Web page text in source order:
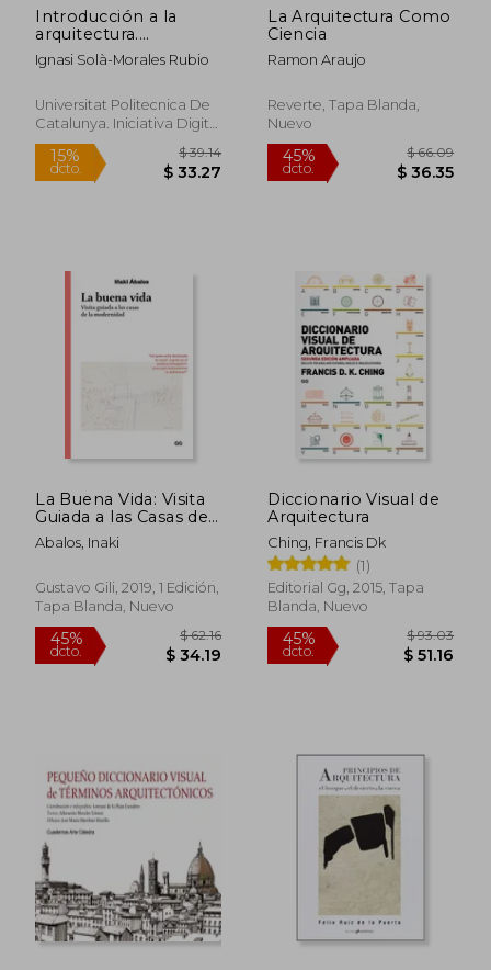
45% $ 39.87 45%
Introducción a la
arquitectura.
Conceptos
fundamentales
Ignasi Solà-Morales Rubio
Universitat Politecnica De
Catalunya. Iniciativa Digital
Politecnica, Tapa Blanda,
Nuevo
La Arquitectura Como
Ciencia
Ramon Araujo
Reverte, Tapa Blanda,
Nuevo
La Buena Vida: Visita
Guiada a las Casas de
la Modernidad
Abalos, Inaki
Gustavo Gili, 2019, 1 Edición,
Tapa Blanda, Nuevo
Diccionario Visual de
Arquitectura
Ching, Francis Dk
(1)
Editorial Gg, 2015, Tapa
Blanda, Nuevo